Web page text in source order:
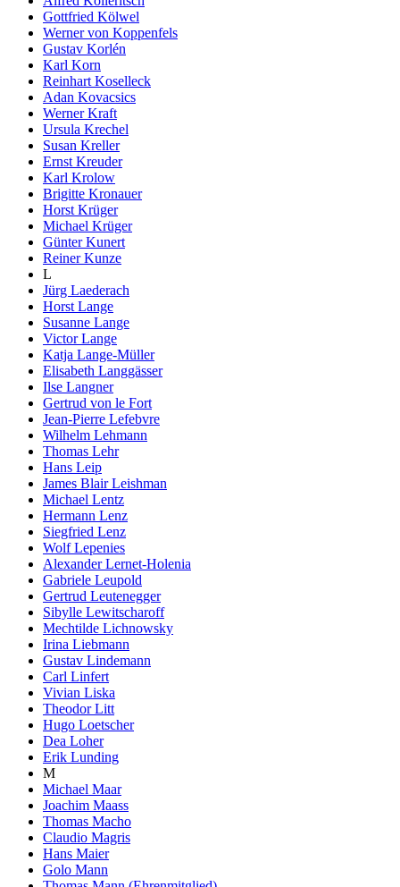
Gottfried Kölwel
Werner von Koppenfels
Gustav Korlén
Karl Korn
Reinhart Koselleck
Adan Kovacsics
Werner Kraft
Ursula Krechel
Susan Kreller
Ernst Kreuder
Karl Krolow
Brigitte Kronauer
Horst Krüger
Michael Krüger
Günter Kunert
Reiner Kunze
L
Jürg Laederach
Horst Lange
Susanne Lange
Victor Lange
Katja Lange-Müller
Elisabeth Langgässer
Ilse Langner
Gertrud von le Fort
Jean-Pierre Lefebvre
Wilhelm Lehmann
Thomas Lehr
Hans Leip
James Blair Leishman
Michael Lentz
Hermann Lenz
Siegfried Lenz
Wolf Lepenies
Alexander Lernet-Holenia
Gabriele Leupold
Gertrud Leutenegger
Sibylle Lewitscharoff
Mechtilde Lichnowsky
Irina Liebmann
Gustav Lindemann
Carl Linfert
Vivian Liska
Theodor Litt
Hugo Loetscher
Dea Loher
Erik Lunding
M
Michael Maar
Joachim Maass
Thomas Macho
Claudio Magris
Hans Maier
Golo Mann